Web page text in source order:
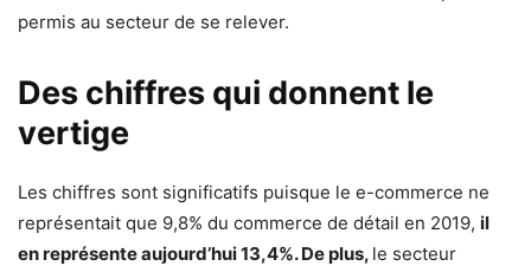
permis au secteur de se relever.
Des chiffres qui donnent le
vertige
Les chiffres sont significatifs puisque le e-commerce ne
représentait que 9,8% du commerce de détail en 2019, il
en représente aujourd’hui 13,4%. De plus, le secteur